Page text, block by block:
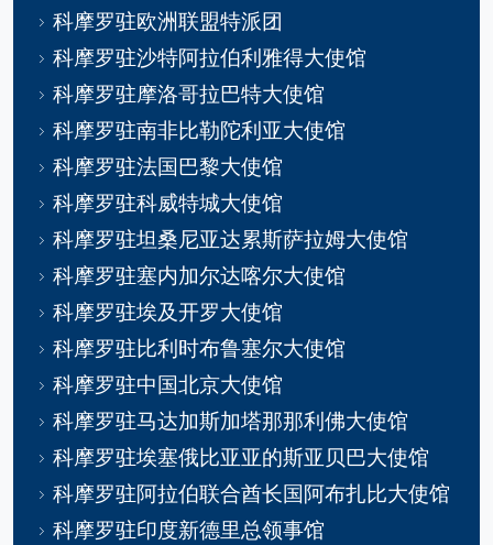
科摩罗驻欧洲联盟特派团
科摩罗驻沙特阿拉伯利雅得大使馆
科摩罗驻摩洛哥拉巴特大使馆
科摩罗驻南非比勒陀利亚大使馆
科摩罗驻法国巴黎大使馆
科摩罗驻科威特城大使馆
科摩罗驻坦桑尼亚达累斯萨拉姆大使馆
科摩罗驻塞内加尔达喀尔大使馆
科摩罗驻埃及开罗大使馆
科摩罗驻比利时布鲁塞尔大使馆
科摩罗驻中国北京大使馆
科摩罗驻马达加斯加塔那那利佛大使馆
科摩罗驻埃塞俄比亚亚的斯亚贝巴大使馆
科摩罗驻阿拉伯联合酋长国阿布扎比大使馆
科摩罗驻印度新德里总领事馆